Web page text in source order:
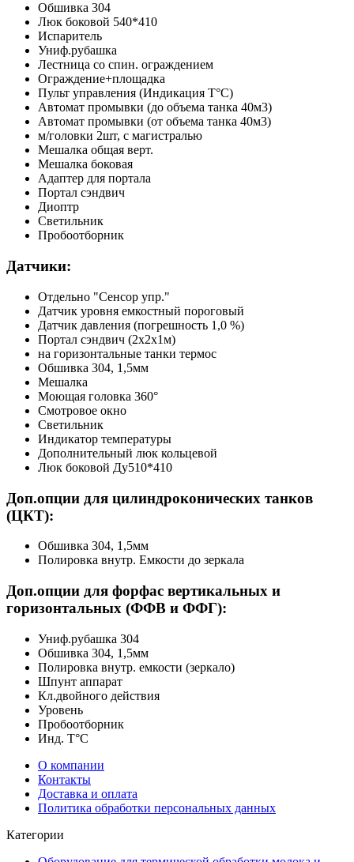
Обшивка 304
Люк боковой 540*410
Испаритель
Униф.рубашка
Лестница со спин. ограждением
Ограждение+площадка
Пульт управления (Индикация Т°С)
Автомат промывки (до объема танка 40м3)
Автомат промывки (от объема танка 40м3)
м/головки 2шт, с магистралью
Мешалка общая верт.
Мешалка боковая
Адаптер для портала
Портал сэндвич
Диоптр
Светильник
Пробоотборник
Датчики:
Отдельно "Сенсор упр."
Датчик уровня емкостный пороговый
Датчик давления (погрешность 1,0 %)
Портал сэндвич (2х2х1м)
на горизонтальные танки термос
Обшивка 304, 1,5мм
Мешалка
Моющая головка 360°
Смотровое окно
Светильник
Индикатор температуры
Дополнительный люк кольцевой
Люк боковой Ду510*410
Доп.опции для цилиндроконических танков
(ЦКТ):
Обшивка 304, 1,5мм
Полировка внутр. Емкости до зеркала
Доп.опции для форфас вертикальных и
горизонтальных (ФФВ и ФФГ):
Униф.рубашка 304
Обшивка 304, 1,5мм
Полировка внутр. емкости (зеркало)
Шпунт аппарат
Кл.двойного действия
Уровень
Пробоотборник
Инд. Т°С
О компании
Контакты
Доставка и оплата
Политика обработки персональных данных
Категории